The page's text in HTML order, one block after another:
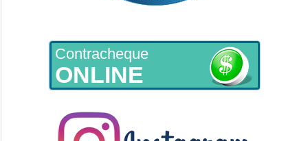
Contracheque
ONLINE